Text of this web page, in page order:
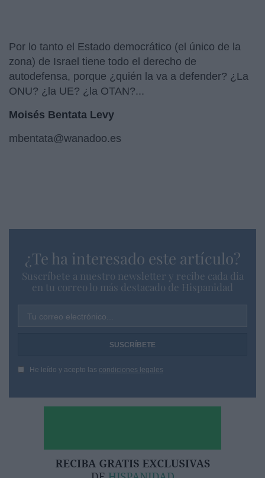
Por lo tanto el Estado democrático (el único de la
zona) de Israel tiene todo el derecho de
autodefensa, porque ¿quién la va a defender? ¿La
ONU? ¿la UE? ¿la OTAN?...
Moisés Bentata Levy
mbentata@wanadoo.es
¿Te ha interesado este artículo?
Suscríbete a nuestro newsletter y recibe cada dia
en tu correo lo más destacado de Hispanidad
Tu correo electrónico...
He leído y acepto las condiciones legales